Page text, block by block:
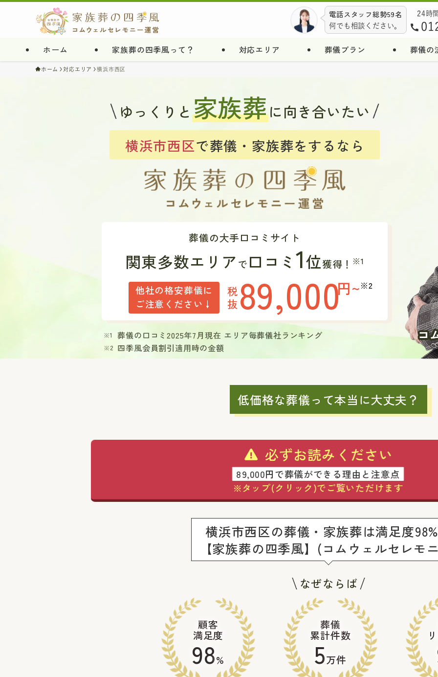
ホーム 家族葬の四季風って？ 対応エリア 葬儀プラン 葬儀の
電話スタッフ総勢59名
何でも相談ください。
24時
ホーム 対応エリア 横浜市西区
ゆっくりと家族葬に向き合いたい
横浜市西区で葬儀・家族葬をするなら
葬儀の大手口コミサイト
関東多数エリア で 口コミ1位獲得！ ※1
他社の格安葬儀に
ご注意ください↓
税
抜 89,000円~※2
葬儀の口コミ2025年7月現在 エリア毎葬儀社ランキング
四季風会員割引適用時の金額
低価格な葬儀って本当に大丈夫？
必ずお読みください
89,000円で葬儀ができる理由と注意点
※タップ(クリック)でご覧いただけます
横浜市西区の葬儀・家族葬は満足度
【家族葬の四季風】(コムウェルセレモ
なぜならば
顧客
満足度
98%
葬儀
累計件数
5万件